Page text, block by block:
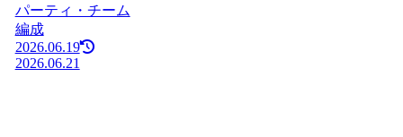
パーティ・チーム
編成
2026.06.19
2026.06.21